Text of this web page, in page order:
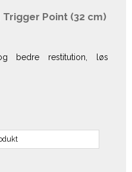
Trigger Point (32 cm)
bedre restitution, løs